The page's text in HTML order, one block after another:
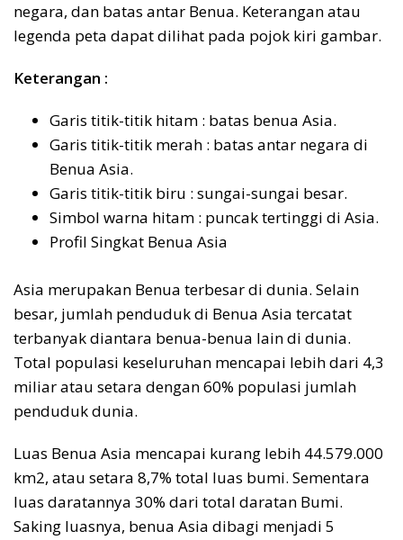
negara, dan batas antar Benua. Keterangan atau
legenda peta dapat dilihat pada pojok kiri gambar.
Keterangan :
Garis titik-titik hitam : batas benua Asia.
Garis titik-titik merah : batas antar negara di
Benua Asia.
Garis titik-titik biru : sungai-sungai besar.
Simbol warna hitam : puncak tertinggi di Asia.
Profil Singkat Benua Asia
Asia merupakan Benua terbesar di dunia. Selain
besar, jumlah penduduk di Benua Asia tercatat
terbanyak diantara benua-benua lain di dunia.
Total populasi keseluruhan mencapai lebih dari 4,3
miliar atau setara dengan 60% populasi jumlah
penduduk dunia.
Luas Benua Asia mencapai kurang lebih 44.579.000
km2, atau setara 8,7% total luas bumi. Sementara
luas daratannya 30% dari total daratan Bumi.
Saking luasnya, benua Asia dibagi menjadi 5